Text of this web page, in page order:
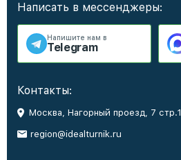
Написать в мессенджеры:
Напишите нам в
Telegram
Контакты:
Москва, Нагорный проезд, 7 стр.1
region@idealturnik.ru